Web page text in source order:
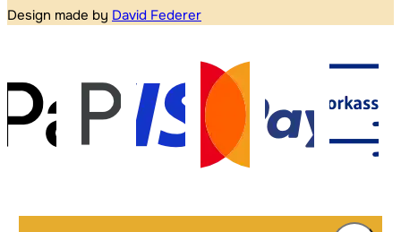
Design made by David Federer